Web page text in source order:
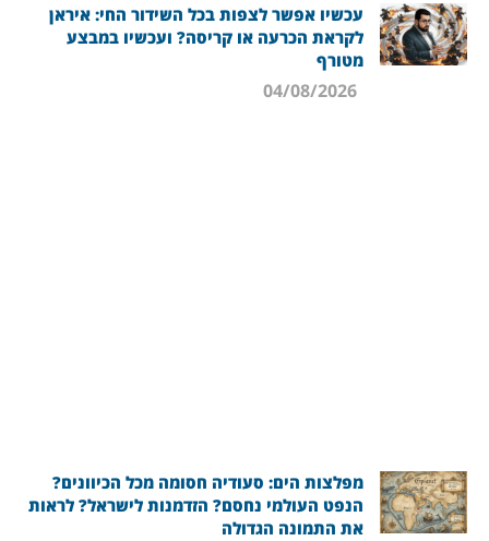
עכשיו אפשר לצפות בכל השידור החי: איראן
לקראת הכרעה או קריסה? ועכשיו במבצע
מטורף
מפלצות הים: סעודיה חסומה מכל הכיוונים?
הנפט העולמי נחסם? הזדמנות לישראל? לראות
את התמונה הגדולה